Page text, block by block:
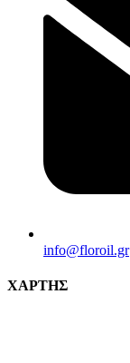
info@florοil.gr
ΧΑΡΤΗΣ